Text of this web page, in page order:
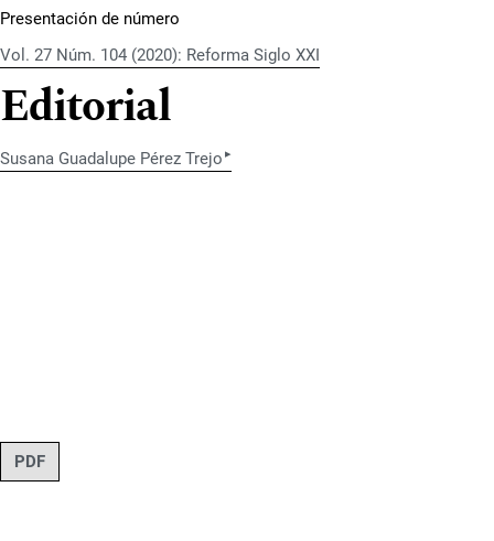
Presentación de número
Vol. 27 Núm. 104 (2020): Reforma Siglo XXI
Editorial
Susana Guadalupe Pérez Trejo ▸
PDF